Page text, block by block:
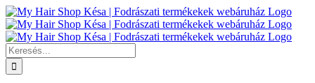
Kihagyás
Keresés...